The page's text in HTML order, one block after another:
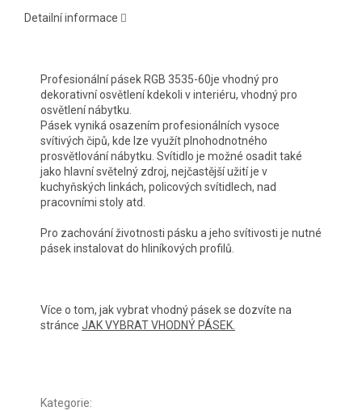
Detailní informace
Profesionální pásek RGB 3535-60je vhodný pro
dekorativní osvětlení kdekoli v interiéru, vhodný pro
osvětlení nábytku.
Pásek vyniká osazením profesionálních vysoce
svítivých čipů, kde lze využít plnohodnotného
prosvětlování nábytku. Svítidlo je možné osadit také
jako hlavní světelný zdroj, nejčastější užití je v
kuchyňských linkách, policových svítidlech, nad
pracovními stoly atd.
Pro zachování životnosti pásku a jeho svítivosti je nutné
pásek instalovat do hliníkových profilů.
Více o tom, jak vybrat vhodný pásek se dozvíte na
stránce JAK VYBRAT VHODNÝ PÁSEK.
Kategorie: